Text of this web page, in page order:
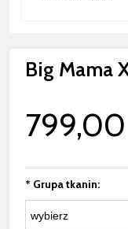
Big Mama
799,00
* Grupa tkanin: